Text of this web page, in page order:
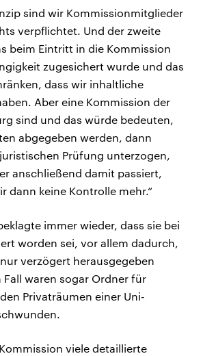
sind wir Kommissionmitglieder
verpflichtet. Und der zweite
beim Eintritt in die Kommission
zugesichert wurde und das
dass wir inhaltliche
Aber eine Kommission der
sind und das würde bedeuten,
abgegeben werden, dann
Prüfung unterzogen,
anschließend damit passiert,
dann keine Kontrolle mehr.“
immer wieder, dass sie bei
worden sei, vor allem dadurch,
verzögert herausgegeben
waren sogar Ordner für
Privaträumen einer Uni-
viele detaillierte